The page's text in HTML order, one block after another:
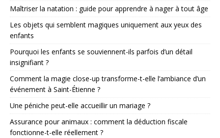
Maîtriser la natation : guide pour apprendre à nager à tout âge
Les objets qui semblent magiques uniquement aux yeux des
enfants
Pourquoi les enfants se souviennent-ils parfois d’un détail
insignifiant ?
Comment la magie close-up transforme-t-elle l’ambiance d’un
événement à Saint-Étienne ?
Une péniche peut-elle accueillir un mariage ?
Assurance pour animaux : comment la déduction fiscale
fonctionne-t-elle réellement ?